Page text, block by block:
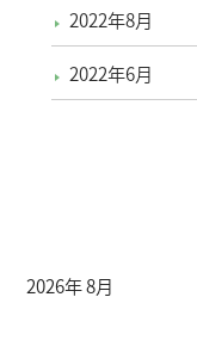
2022年8月
2022年6月
2026年 8月